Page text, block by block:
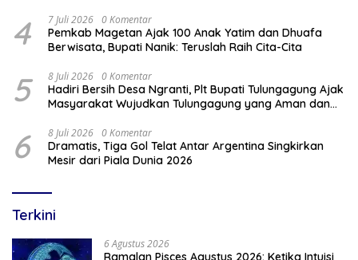
4 7 Juli 2026 0 Komentar
Pemkab Magetan Ajak 100 Anak Yatim dan Dhuafa
Berwisata, Bupati Nanik: Teruslah Raih Cita-Cita
5 8 Juli 2026 0 Komentar
Hadiri Bersih Desa Ngranti, Plt Bupati Tulungagung Ajak
Masyarakat Wujudkan Tulungagung yang Aman dan
6 8 Juli 2026 0 Komentar
Dramatis, Tiga Gol Telat Antar Argentina Singkirkan
Mesir dari Piala Dunia 2026
Terkini
6 Agustus 2026
Ramalan Pisces Agustus 2026: Ketika Intuisi